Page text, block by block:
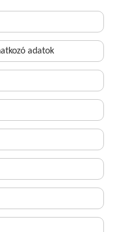
adatok